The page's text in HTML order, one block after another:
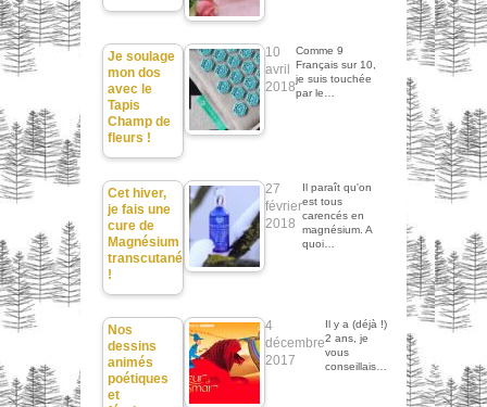
Je soulage
mon dos
avec le
Tapis
Champ de
fleurs !
10
avril
2018
Comme 9
Français sur 10,
je suis touchée
par le…
Cet hiver,
je fais une
cure de
Magnésium
transcutané
!
27
février
2018
Il paraît qu'on
est tous
carencés en
magnésium. A
quoi…
Nos
dessins
animés
poétiques
et
4
décembre
2017
Il y a (déjà !)
2 ans, je
vous
conseillais…